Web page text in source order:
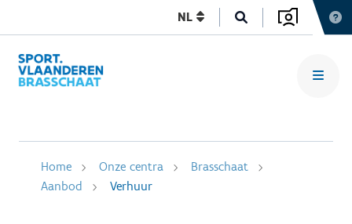
NL
Home Onze centra
Brasschaat
Aanbod
Verhuur